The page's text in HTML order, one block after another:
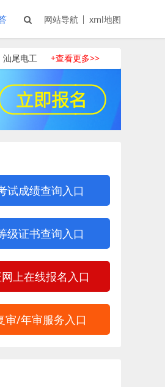
网站导航 xml地图
汕尾电工 +查看更多>>
试成绩查询入口
级证书查询入口
上在线报名入口
审/年审服务入口